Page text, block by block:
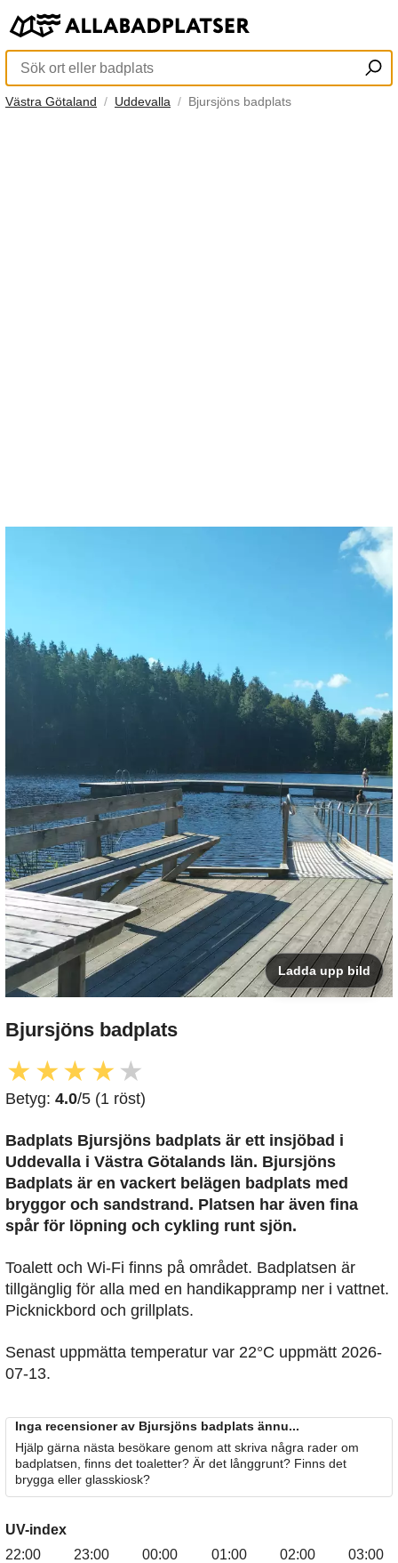
Västra Götaland Uddevalla Bjursjöns badplats
Ladda upp bild
Bjursjöns badplats
★ ★★ ★ ★
Betyg: 4.0/5 (1 röst)
Badplats Bjursjöns badplats är ett insjöbad i
Uddevalla i Västra Götalands län. Bjursjöns
Badplats är en vackert belägen badplats med
bryggor och sandstrand. Platsen har även fina
spår för löpning och cykling runt sjön.
Toalett och Wi-Fi finns på området. Badplatsen är
tillgänglig för alla med en handikappramp ner i vattnet.
Picknickbord och grillplats.
Senast uppmätta temperatur var 22°C uppmätt 2026-
07-13.
Inga recensioner av Bjursjöns badplats ännu...
Hjälp gärna nästa besökare genom att skriva några rader om
badplatsen, finns det toaletter? Är det långgrunt? Finns det
brygga eller glasskiosk?
UV-index
22:00
23:00
00:00
01:00
02:00
03:00